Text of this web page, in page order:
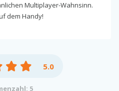
Multiplayer-Wahnsinn.
dem Handy!
5.0
5